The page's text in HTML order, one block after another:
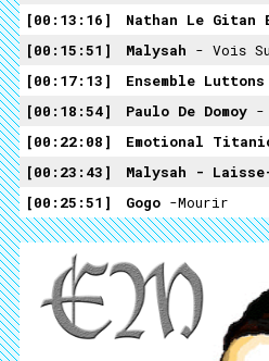
00:13:16
Nathan Le
00:15:51
Malysah - Vois Sur
00:17:13
Ensemble
00:18:54
Paulo De Domoy -
00:22:08
Emotional
00:23:43
Malysah - Laisse-
00:25:51
Gogo -Mourir